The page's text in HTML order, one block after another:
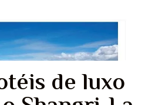
de luxo